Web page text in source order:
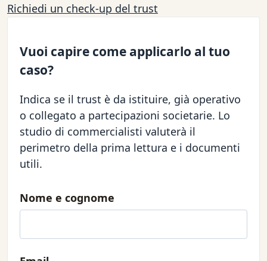
Richiedi un check-up del trust
Vuoi capire come applicarlo al tuo
caso?
Indica se il trust è da istituire, già operativo
o collegato a partecipazioni societarie. Lo
studio di commercialisti valuterà il
perimetro della prima lettura e i documenti
utili.
Nome e cognome